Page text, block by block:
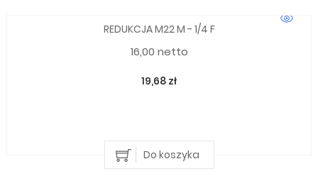
REDUKCJA M22 M - 1/4 F
16,00 netto
19,68 zł
Do koszyka